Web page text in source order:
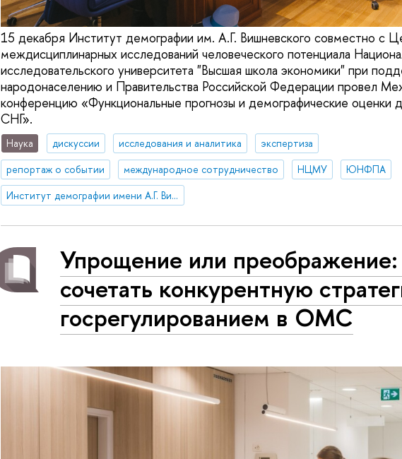
15 декабря Институт демографии им. А.Г. Вишневского совместно с
междисциплинарных исследований человеческого потенциала
исследовательского университета "Высшая школа экономики" при
народонаселению и Правительства Российской Федерации провел
конференцию «Функциональные прогнозы и демографические оценки
СНГ».
Наука дискуссии исследования и аналитика
экспертиза
репортаж о событии
международное сотрудничество НЦМУ
ЮНФПА
Институт демографии имени А.Г. Вишневского
Упрощение или преображение:
сочетать конкурентную
госрегулированием в ОМС